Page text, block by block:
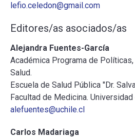
ESCUELA
BIBLIOTECA
PLATAFORMA
lefio.celedon@gmail.com
Editores/as asociados/as
Alejandra Fuentes-García
Académica Programa de
Salud.
Escuela de Salud Pública "Dr.
Facultad de Medicina. Universidad
alefuentes@uchile.cl
Carlos Madariaga